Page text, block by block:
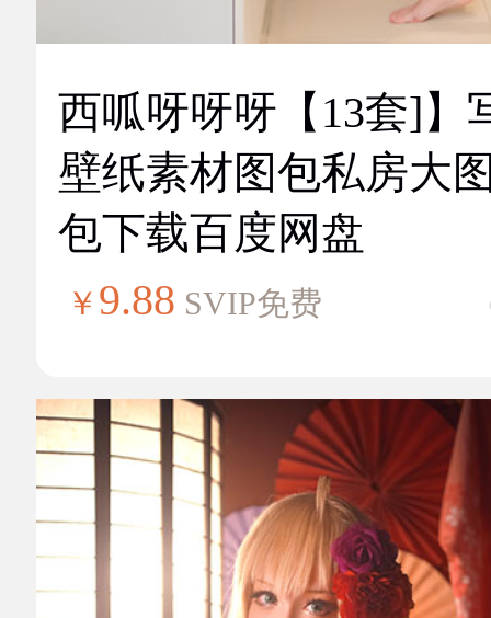
西呱呀呀呀【13套]】
壁纸素材图包私房大
包下载百度网盘
￥ 9.88 SVIP免费